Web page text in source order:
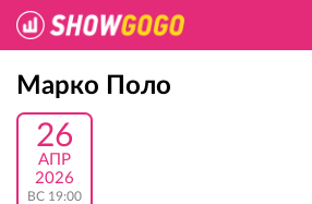
Марко Поло
26
АПР
2026
ВС 19:00